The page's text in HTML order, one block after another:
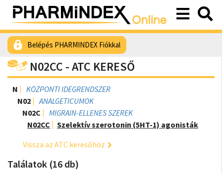
Belépés PHARMINDEX Fiókkal
N02CC - ATC KERESŐ
N
KÖZPONTI IDEGRENDSZER
N02
ANALGETICUMOK
N02C
MIGRAIN-ELLENES SZEREK
N02CC
Szelektív szerotonin (5HT-1) agonisták
Vissza az ATC keresőhöz
Találatok (16 db)